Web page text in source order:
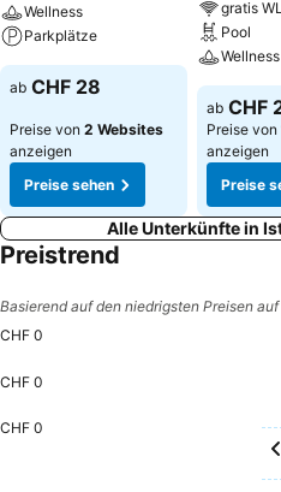
Wellness
Parkplätze
ab CHF 28
Preise von 2 Websites
anzeigen
Preise sehen
gratis
Pool
Wellness
ab CHF
Preise von
anzeigen
Preise
Alle Unterkünfte in
Preistrend
Basierend auf den niedrigsten Preisen
CHF 0
CHF 0
CHF 0